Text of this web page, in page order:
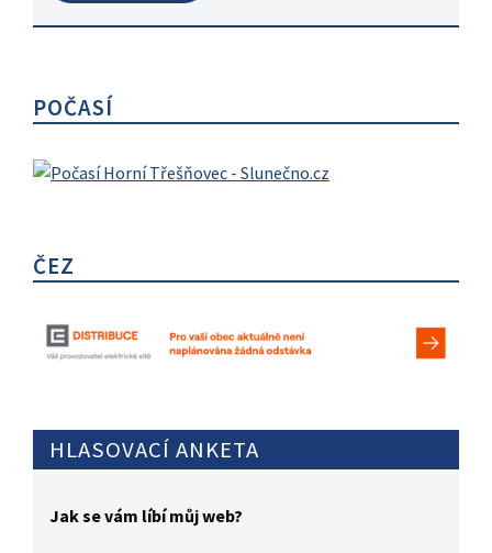
POČASÍ
ČEZ
HLASOVACÍ ANKETA
Jak se vám líbí můj web?